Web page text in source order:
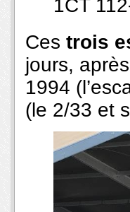
1CT
Ces trois
jours,
1994
(le 2/33 et